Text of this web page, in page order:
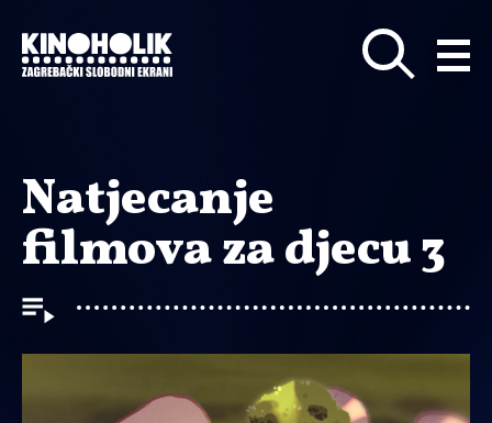
glavni
sadržaj
Natjecanje
filmova za djecu 3